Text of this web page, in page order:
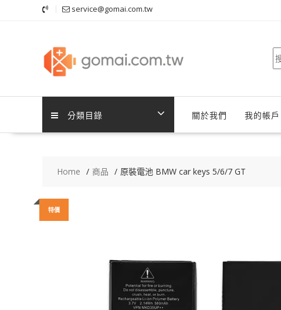
service@gomai.com.tw
搜
尋
分類目錄 關於我們 我的帳戶
Home 商品 原裝電池 BMW car keys 5/6/7 GT
特價